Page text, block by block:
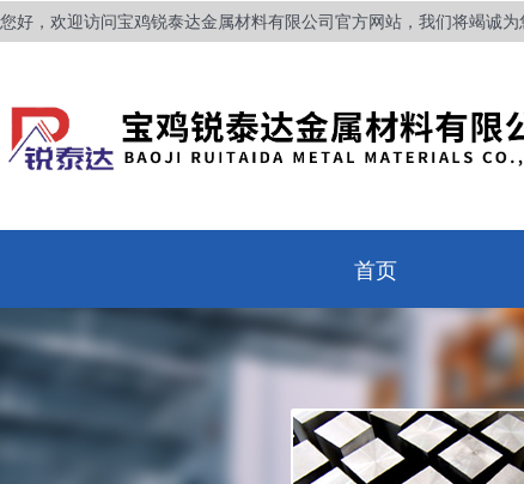
首页
您好，欢迎访问宝鸡锐泰达金属材料有限公司官方网站，我们将竭诚为